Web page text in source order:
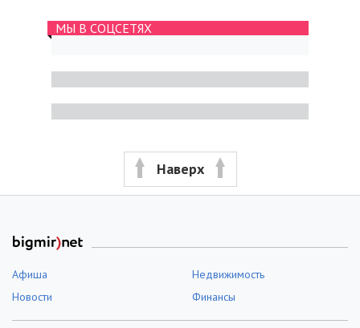
МЫ В СОЦСЕТЯХ
Наверх
Афиша
Недвижимость
Новости
Финансы